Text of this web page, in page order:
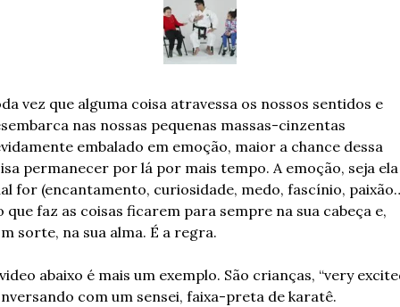
vez que alguma coisa atravessa os nossos sentidos e
nas nossas pequenas massas-cinzentas
embalado em emoção, maior a chance dessa
permanecer por lá por mais tempo. A emoção, seja ela
for (encantamento, curiosidade, medo, fascínio,
que faz as coisas ficarem para sempre na sua cabeça e,
sorte, na sua alma. É a regra.
abaixo é mais um exemplo. São crianças, “very
com um sensei, faixa-preta de karatê.